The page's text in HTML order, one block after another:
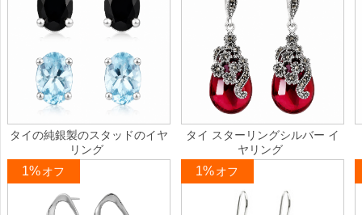
タイの純銀製のスタッドのイヤ
リング
タイ スターリングシルバー イ
ヤリング
1%オフ 1%オフ